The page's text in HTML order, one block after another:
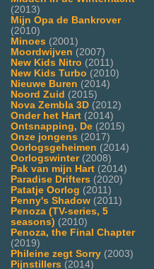
(2013)
Mijn Opa de Bankrover
(2010)
Minoes (2001)
Moordwijven (2007)
New Kids Nitro (2011)
New Kids Turbo (2010)
Nieuwe Buren (2014)
Noord Zuid (2015)
Nova Zembla 3D (2012)
Onder het Hart (2014)
Ontsnapping, De (2015)
Onze jongens (2017)
Oorlogsgeheimen (2014)
Oorlogswinter(2008)
Pak van mijn Hart (2014)
Paradise Drifters (2020)
Patatje Oorlog (2011)
Penny's Shadow (2011)
Penoza (TV-series, 5
seasons) (2010)
Penoza, the Final Chapter
(2019)
Phileine zegt Sorry (2003)
Pijnstillers (2014)